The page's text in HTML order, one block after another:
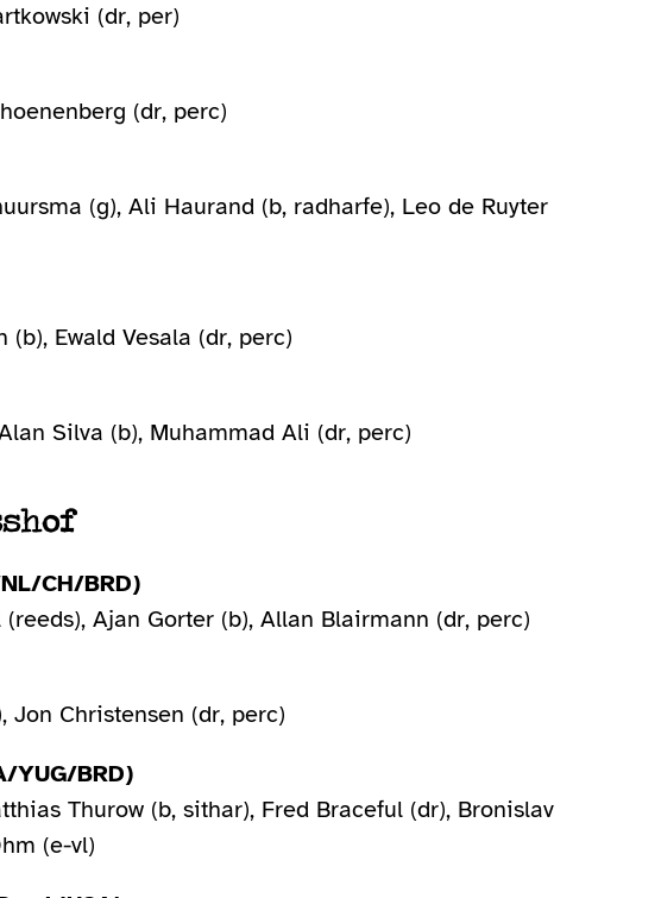
(dr, per)
(dr, perc)
(g), Ali Haurand (b, radharfe), Leo de Ruyter
Ewald Vesala (dr, perc)
Silva (b), Muhammad Ali (dr, perc)
CH/BRD)
Ajan Gorter (b), Allan Blairmann (dr, perc)
Jon Christensen (dr, perc)
YUG/BRD)
Thurow (b, sithar), Fred Braceful (dr), Bronislav
(e-vl)